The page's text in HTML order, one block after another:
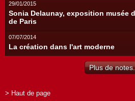
29/01/2015
Sonia Delaunay, exposition musée
de Paris
07/07/2014
La création dans l'art moderne
Plus de
> Haut de page